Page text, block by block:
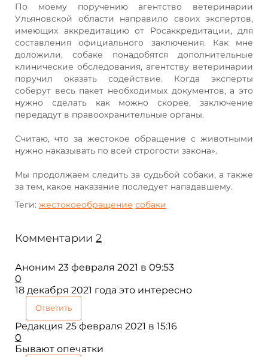
По моему поручению агентство ветеринарии
Ульяновской области направило своих экспертов,
имеющих аккредитацию от Росаккредитации, для
составления официального заключения. Как мне
доложили, собаке понадобятся дополнительные
клинические обследования, агентству ветеринарии
поручил оказать содействие. Когда эксперты
соберут весь пакет необходимых документов, а это
нужно сделать как можно скорее, заключение
передадут в правоохранительные органы.
Считаю, что за жестокое обращение с животными
нужно наказывать по всей строгости закона».
Мы продолжаем следить за судьбой собаки, а также
за тем, какое наказание последует нападавшему.
Теги: жестокоеобращение собаки
Комментарии 2
Аноним 23 февраля 2021 в 09:53
0
18 декабря 2021 года это интересно
Ответить
Редакция 25 февраля 2021 в 15:16
0
Бывают опечатки